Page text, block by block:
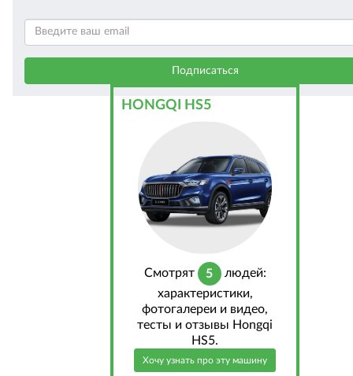
HONGQI HS5
Cмотрят 5
людей:
характеристики,
фотогалереи и видео,
тесты и отзывы Hongqi
HS5.
Хочу узнать про эту машину